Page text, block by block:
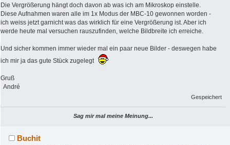
Die Vergrößerung hängt doch davon ab was ich am Mikroskop einstelle.
Diese Aufnahmen waren alle im 1x Modus der MBC-10 gewonnen worden -
ich weiss jetzt garnicht was das wirklich für eine Vergrößerung ist. Aber ich
werde heute mal versuchen rauszufinden, welche Bildbreite ich erreiche.
Und sicher kommen immer wieder mal ein paar neue Bilder - deswegen habe
ich mir ja das gute Stück zugelegt
Gruß
André
Gespeichert
Sag mir mal meine Meinung...
Buchit